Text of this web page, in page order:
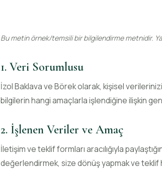
Bu metin örnek/temsili bir bilgilendirme metnidir.
1. Veri Sorumlusu
İzol Baklava ve Börek olarak, kişisel
bilgilerin hangi amaçlarla işlendiğine ilişkin
2. İşlenen Veriler ve Amaç
İletişim ve teklif formları aracılığıyla
değerlendirmek, size dönüş yapmak ve teklif